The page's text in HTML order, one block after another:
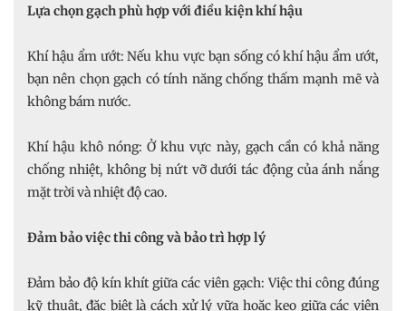
Lựa chọn gạch phù hợp với điều kiện khí hậu
Khí hậu ẩm ướt: Nếu khu vực bạn sống có khí hậu ẩm ướt,
bạn nên chọn gạch có tính năng chống thấm mạnh mẽ và
không bám nước.
Khí hậu khô nóng: Ở khu vực này, gạch cần có khả năng
chống nhiệt, không bị nứt vỡ dưới tác động của ánh nắng
mặt trời và nhiệt độ cao.
Đảm bảo việc thi công và bảo trì hợp lý
Đảm bảo độ kín khít giữa các viên gạch: Việc thi công đúng
kỹ thuật, đặc biệt là cách xử lý vữa hoặc keo giữa các viên